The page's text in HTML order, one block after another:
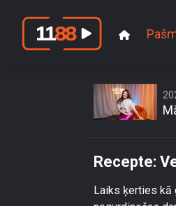
Recepte:
Laiks ķerties kā